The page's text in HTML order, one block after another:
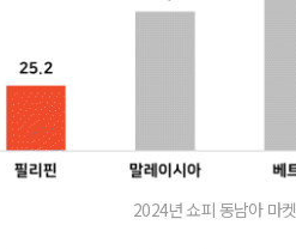
2024년 쇼피 동남아 마